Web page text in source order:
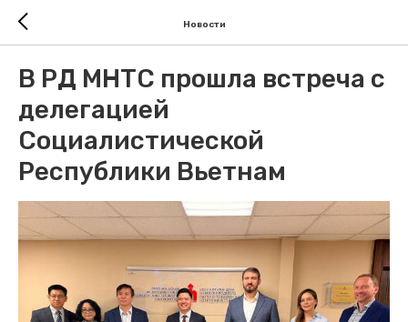
Новости
В РД МНТС прошла встреча с
делегацией
Социалистической
Республики Вьетнам